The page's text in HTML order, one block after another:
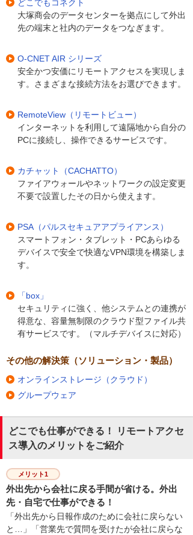
どこでもコネクト
大塚商会のデータセンターを拠点にして外出
先の端末と社内のデータをつなぎます。
O-CNET AIR シリーズ
安全かつ安価にリモートアクセスを実現しま
す。さまざまな接続方法をお選びできます。
RemoteView（リモートビュー）
インターネットを利用して遠隔地から自分の
PCに接続し、操作できるサービスです。
カチャット（CACHATTO）
ファイアウォールやネットワークの設定変更
不要で設置したその日から使えます。
PSA（パルスセキュアアプライアンス）
スマートフォン・タブレット・PCあらゆる
デバイスで安全で快適なVPN環境を構築しま
す。
「box」
セキュリティに強く、他システムとの連携が
得意な、容量無制限のクラウド型ファイル共
有サービスです。（マルチデバイスに対応）
その他の解決策（ソリューション・製品）
オンラインストレージ（クラウド）
グループウェア
どこでも仕事ができる！ リモートアクセ
ス導入のメリットをご紹介
メリット1
外出先から会社に戻る手間が省ける。外出
先・自宅で仕事ができる！
「外出先から日報作成のために会社に戻らない
と…」「営業先で質問を受けたが会社に戻らな